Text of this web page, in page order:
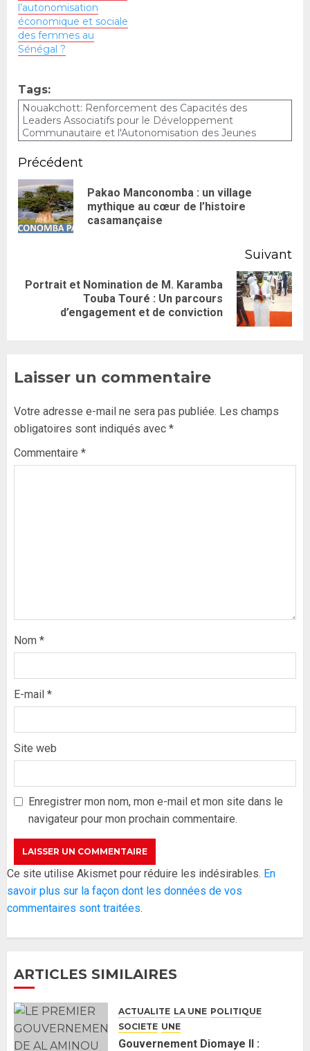
l’autonomisation
économique et sociale
des femmes au
Sénégal ?
Tags:
Nouakchott: Renforcement des Capacités des
Leaders Associatifs pour le Développement
Communautaire et l'Autonomisation des Jeunes
Précédent
Pakao Manconomba : un village
mythique au cœur de l’histoire
casamançaise
Suivant
Portrait et Nomination de M. Karamba
Touba Touré : Un parcours
d’engagement et de conviction
Laisser un commentaire
Votre adresse e-mail ne sera pas publiée. Les champs
obligatoires sont indiqués avec *
Commentaire *
Nom *
E-mail *
Site web
Enregistrer mon nom, mon e-mail et mon site dans le
navigateur pour mon prochain commentaire.
Ce site utilise Akismet pour réduire les indésirables. En
savoir plus sur la façon dont les données de vos
commentaires sont traitées.
ARTICLES SIMILAIRES
ACTUALITE LA UNE POLITIQUE
SOCIETE UNE
Gouvernement Diomaye II :
Formation du nouveau
garde ses responsables
26 MAI 2026 0
4
Réintégration de Sonko à
l’Assemblée nationale : Adji
Mergane Kanouté défend la
5
Guy Marius Sagna inquiet après la
J’espère me tromper »
26 MAI 2026